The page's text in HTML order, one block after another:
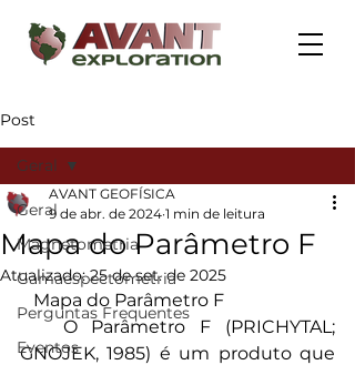
Post
Geral
Magnetometria
Gamaespectometria
Perguntas Frequentes
Eventos
Geral
Mapa do Parâmetro F
AVANT GEOFÍSICA
9 de abr. de 2024 1 min de leitura
Atualizado:25 de set. de 2025
   Mapa do Parâmetro F
   O Parâmetro F (PRICHYTAL;
GNOJEK, 1985) é um produto que